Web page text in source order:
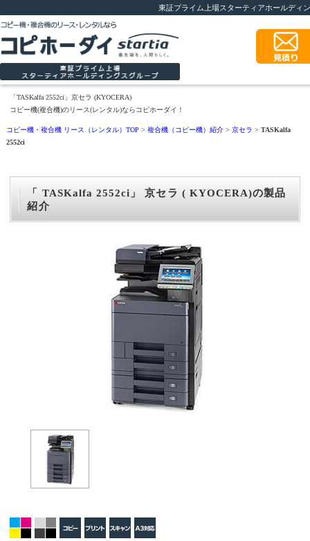
東証プライム上場スターティアホールディ
「TASKalfa 2552ci」京セラ (KYOCERA)
コピー機(複合機)のリース(レンタル)ならコピホーダイ！
コピー機・複合機 リース（レンタル）TOP >複合機（コピー機）紹介 >京セラ>TASKalfa
2552ci
「 TASKalfa 2552ci」 京セラ ( KYOCERA)の製品
紹介